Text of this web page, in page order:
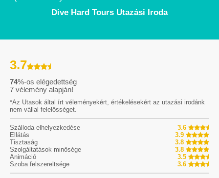
Dive Hard Tours Utazási Iroda
3.7
74%-os elégedettség
7 vélemény alapján!
*Az Utasok által írt véleményekért, értékelésekért az utazási irodánk
nem vállal felelősséget.
Szálloda elhelyezkedése
3.6
Ellátás
3.9
Tisztaság
3.8
Szolgáltatások minősége
3.8
Animáció
3.5
Szoba felszereltsége
3.6